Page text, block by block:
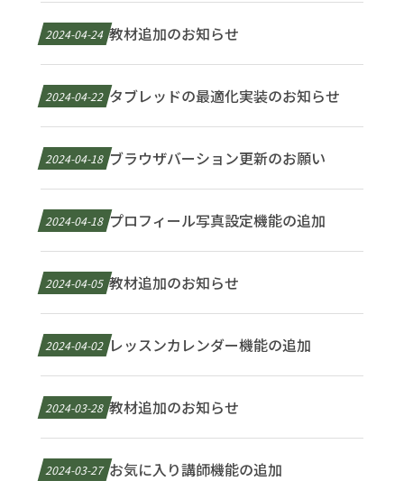
2024-04-24 教材追加のお知らせ
2024-04-22 タブレッドの最適化実装のお知らせ
2024-04-18 ブラウザバーション更新のお願い
2024-04-18 プロフィール写真設定機能の追加
2024-04-05 教材追加のお知らせ
2024-04-02 レッスンカレンダー機能の追加
2024-03-28 教材追加のお知らせ
2024-03-27 お気に入り講師機能の追加